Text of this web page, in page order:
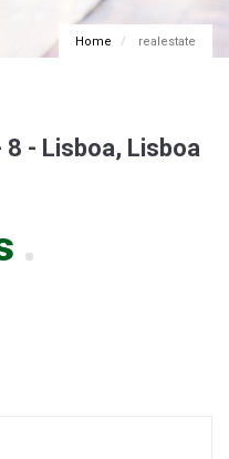
Home realestate
- Lisboa, Lisboa